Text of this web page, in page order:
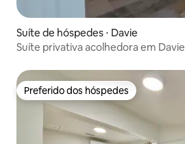
Suíte de hóspedes ⋅ Davie
Suíte privativa acolhedora em Davie
Preferido dos hóspedes
Preferido dos hóspedes